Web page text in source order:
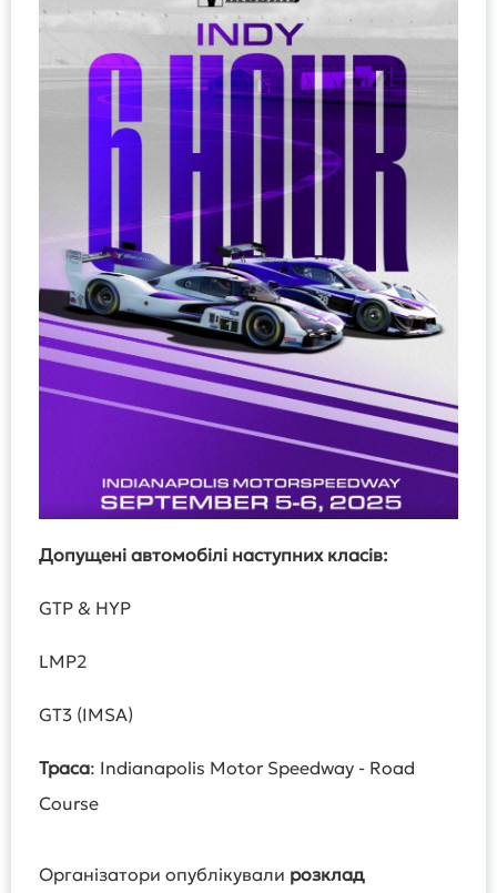
Допущені автомобілі наступних класів:
GTP & HYP
LMP2
GT3 (IMSA)
Траса: Indianapolis Motor Speedway - Road
Course
Організатори опублікували розклад